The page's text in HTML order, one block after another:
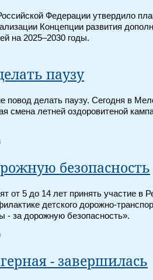
Федерации утвердило
Концепции развития
на 2025–2030 годы.
паузу
повод делать паузу. Сегодня в
смена летней оздоровитеной
безопасность
от 5 до 14 лет принять участие в
детского дорожно-
- за дорожную безопасность».
- завершилась